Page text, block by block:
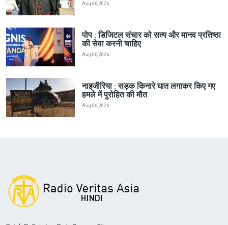
Aug 06, 2026
पोप : डिजिटल संचार को सत्य और मानव प्रतिष्ठा
की सेवा करनी चाहिए
Aug 06, 2026
नाइजीरिया : सड़क किनारे घात लगाकर किए गए
हमले में पुरोहित की मौत
Aug 06, 2026